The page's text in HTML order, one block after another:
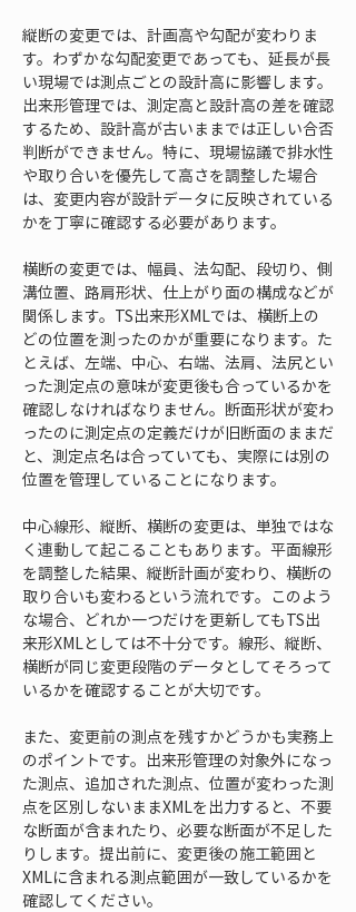
縦断の変更では、計画高や勾配が変わりま
す。わずかな勾配変更であっても、延長が長
い現場では測点ごとの設計高に影響します。
出来形管理では、測定高と設計高の差を確認
するため、設計高が古いままでは正しい合否
判断ができません。特に、現場協議で排水性
や取り合いを優先して高さを調整した場合
は、変更内容が設計データに反映されている
かを丁寧に確認する必要があります。
横断の変更では、幅員、法勾配、段切り、側
溝位置、路肩形状、仕上がり面の構成などが
関係します。TS出来形XMLでは、横断上の
どの位置を測ったのかが重要になります。た
とえば、左端、中心、右端、法肩、法尻とい
った測定点の意味が変更後も合っているかを
確認しなければなりません。断面形状が変わ
ったのに測定点の定義だけが旧断面のままだ
と、測定点名は合っていても、実際には別の
位置を管理していることになります。
中心線形、縦断、横断の変更は、単独ではな
く連動して起こることもあります。平面線形
を調整した結果、縦断計画が変わり、横断の
取り合いも変わるという流れです。このよう
な場合、どれか一つだけを更新してもTS出
来形XMLとしては不十分です。線形、縦断、
横断が同じ変更段階のデータとしてそろって
いるかを確認することが大切です。
また、変更前の測点を残すかどうかも実務上
のポイントです。出来形管理の対象外になっ
た測点、追加された測点、位置が変わった測
点を区別しないままXMLを出力すると、不要
な断面が含まれたり、必要な断面が不足した
りします。提出前に、変更後の施工範囲と
XMLに含まれる測点範囲が一致しているかを
確認してください。